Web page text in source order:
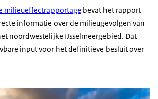
milieueffectrapportage bevat het rapport
informatie over de milieugevolgen van
noordwestelijke IJsselmeergebied. Dat
input voor het definitieve besluit over